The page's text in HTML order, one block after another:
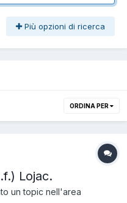
Più opzioni di ricerca
ORDINA PER
Lojac.
un topic nell'area